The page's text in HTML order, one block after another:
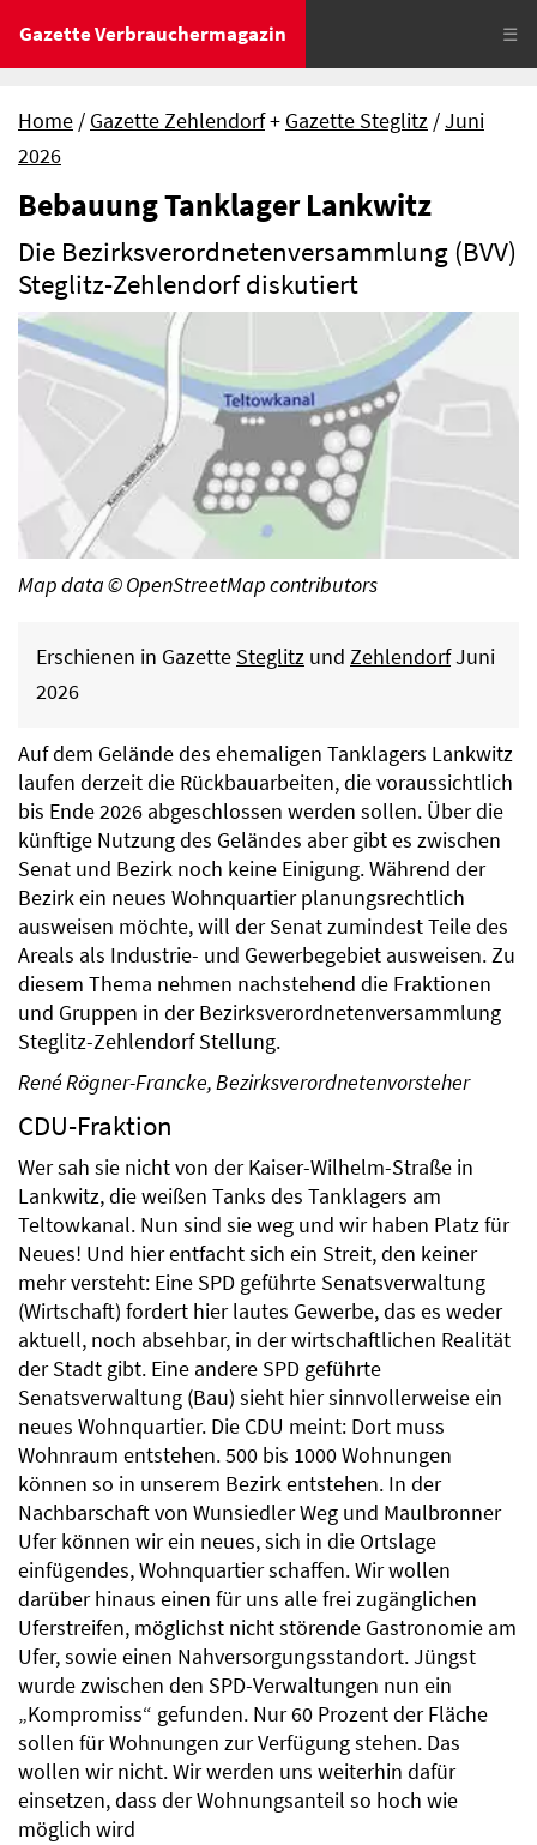
Gazette Verbrauchermagazin ☰
Home Gazette Zehlendorf+ Gazette Steglitz
Juni
2026
Bebauung Tanklager Lankwitz
Die Bezirksverordnetenversammlung (BVV)
Steglitz-Zehlendorf diskutiert
Map data © OpenStreetMap contributors
Erschienen in Gazette Steglitz und ZehlendorfJuni
2026
Auf dem Gelände des ehemaligen Tanklagers Lankwitz
laufen derzeit die Rückbauarbeiten, die voraussichtlich
bis Ende 2026 abgeschlossen werden sollen. Über die
künftige Nutzung des Geländes aber gibt es zwischen
Senat und Bezirk noch keine Einigung. Während der
Bezirk ein neues Wohnquartier planungsrechtlich
ausweisen möchte, will der Senat zumindest Teile des
Areals als Industrie- und Gewerbegebiet ausweisen. Zu
diesem Thema nehmen nachstehend die Fraktionen
und Gruppen in der Bezirksverordnetenversammlung
Steglitz-Zehlendorf Stellung.
René Rögner-Francke, Bezirksverordnetenvorsteher
CDU-Fraktion
Wer sah sie nicht von der Kaiser-Wilhelm-Straße in
Lankwitz, die weißen Tanks des Tanklagers am
Teltowkanal. Nun sind sie weg und wir haben Platz für
Neues! Und hier entfacht sich ein Streit, den keiner
mehr versteht: Eine SPD geführte Senatsverwaltung
(Wirtschaft) fordert hier lautes Gewerbe, das es weder
aktuell, noch absehbar, in der wirtschaftlichen Realität
der Stadt gibt. Eine andere SPD geführte
Senatsverwaltung (Bau) sieht hier sinnvollerweise ein
neues Wohnquartier. Die CDU meint: Dort muss
Wohnraum entstehen. 500 bis 1000 Wohnungen
können so in unserem Bezirk entstehen. In der
Nachbarschaft von Wunsiedler Weg und Maulbronner
Ufer können wir ein neues, sich in die Ortslage
einfügendes, Wohnquartier schaffen. Wir wollen
darüber hinaus einen für uns alle frei zugänglichen
Uferstreifen, möglichst nicht störende Gastronomie am
Ufer, sowie einen Nahversorgungsstandort. Jüngst
wurde zwischen den SPD-Verwaltungen nun ein
„Kompromiss“ gefunden. Nur 60 Prozent der Fläche
sollen für Wohnungen zur Verfügung stehen. Das
wollen wir nicht. Wir werden uns weiterhin dafür
einsetzen, dass der Wohnungsanteil so hoch wie
möglich wird